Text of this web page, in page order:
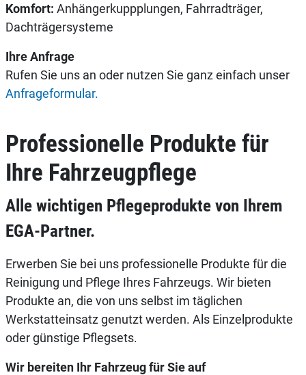
Komfort: Anhängerkuppplungen, Fahrradträger,
Dachträgersysteme
Ihre Anfrage
Rufen Sie uns an oder nutzen Sie ganz einfach unser
Anfrageformular.
Professionelle Produkte für
Ihre Fahrzeugpflege
Alle wichtigen Pflegeprodukte von Ihrem
EGA-Partner.
Erwerben Sie bei uns professionelle Produkte für die
Reinigung und Pflege Ihres Fahrzeugs. Wir bieten
Produkte an, die von uns selbst im täglichen
Werkstatteinsatz genutzt werden. Als Einzelprodukte
oder günstige Pflegsets.
Wir bereiten Ihr Fahrzeug für Sie auf